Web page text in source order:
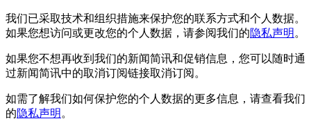
我们已采取技术和组织措施来保护您的联系方式和个人数据。
如果您想访问或更改您的个人数据，请参阅我们的隐私声明。
如果您不想再收到我们的新闻简讯和促销信息，您可以随时通
过新闻简讯中的取消订阅链接取消订阅。
如需了解我们如何保护您的个人数据的更多信息，请查看我们
的隐私声明。